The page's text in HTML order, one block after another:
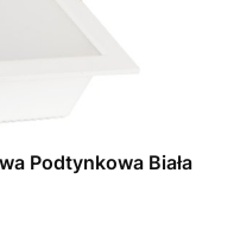
Podtynkowa Biała